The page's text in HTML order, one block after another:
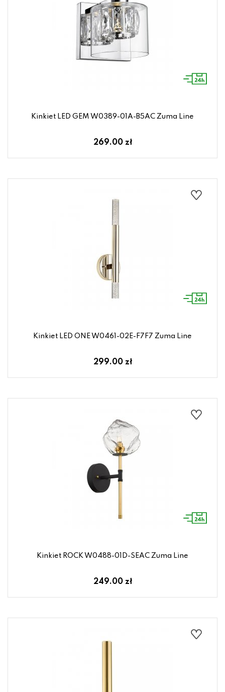
Kinkiet LED GEM W0389-01A-B5AC Zuma Line
269.00 zł
Kinkiet LED ONE W0461-02E-F7F7 Zuma Line
299.00 zł
Kinkiet ROCK W0488-01D-SEAC Zuma Line
249.00 zł